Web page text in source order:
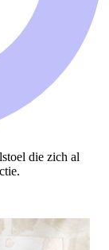
die zich al